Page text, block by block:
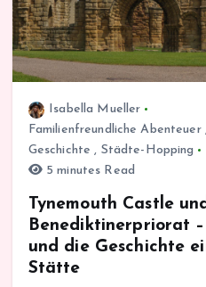
Isabella Mueller
Familienfreundliche Abenteuer
Geschichte , Städte-Hopping
5 minutes Read
Tynemouth Castle
Benediktinerpriorat
und die Geschichte
Stätte